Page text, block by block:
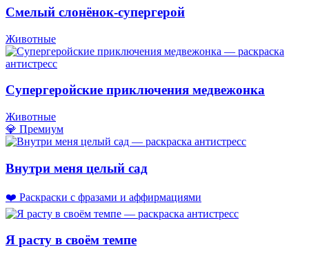
Смелый слонёнок-супергерой
Животные
Супергеройские приключения медвежонка
Животные
💎 Премиум
Внутри меня целый сад
❤️ Раскраски с фразами и аффирмациями
Я расту в своём темпе